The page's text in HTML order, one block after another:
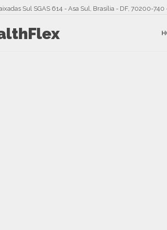
Sul SGAS 614 - Asa Sul, Brasília - DF, 70200-